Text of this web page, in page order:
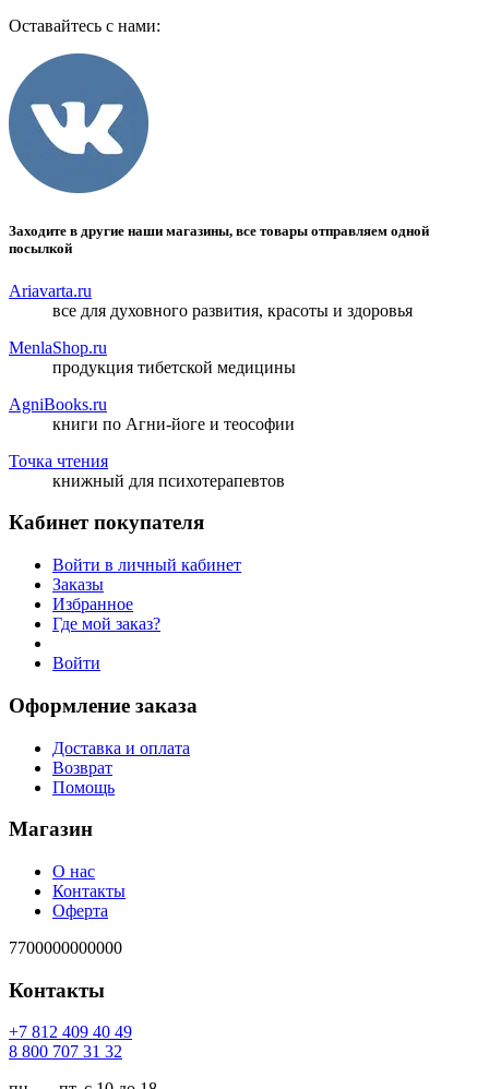
Оставайтесь с нами:
Заходите в другие наши магазины, все товары отправляем одной
посылкой
Ariavarta.ru
все для духовного развития, красоты и здоровья
MenlaShop.ru
продукция тибетской медицины
AgniBooks.ru
книги по Агни-йоге и теософии
Точка чтения
книжный для психотерапевтов
Кабинет покупателя
Войти в личный кабинет
Заказы
Избранное
Где мой заказ?
Войти
Оформление заказа
Доставка и оплата
Возврат
Помощь
Магазин
О нас
Контакты
Оферта
7700000000000
Контакты
94 04 904 218 7+
23 13 707 008 8